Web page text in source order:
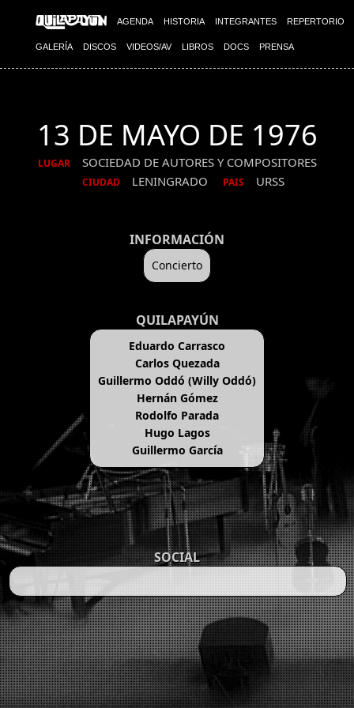
AGENDA HISTORIA INTEGRANTES REPERTORIO
GALERÍA DISCOS VIDEOS/AV LIBROS DOCS PRENSA
13 DE MAYO DE 1976
LUGAR SOCIEDAD DE AUTORES Y COMPOSITORES
CIUDAD LENINGRADO PAIS URSS
INFORMACIÓN
Concierto
QUILAPAYÚN
Eduardo Carrasco
Carlos Quezada
Guillermo Oddó (Willy Oddó)
Hernán Gómez
Rodolfo Parada
Hugo Lagos
Guillermo García
SOCIAL